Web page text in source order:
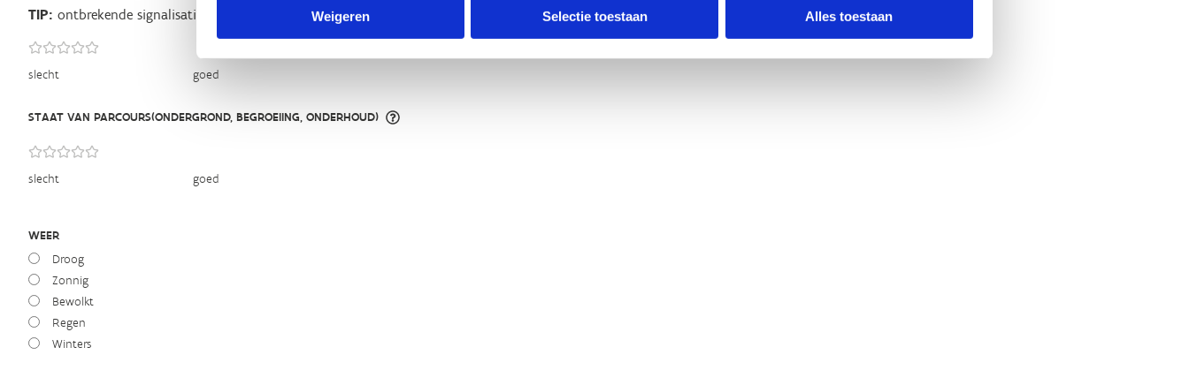
Weigeren Selectie toestaan Alles toestaan
slecht goed
TIP: ontbrekende signalisatie kan je melden via hetRoutemeldpunt
STAAT VAN PARCOURS(ONDERGROND, BEGROEIING, ONDERHOUD)
slecht goed
WEER
Droog
Zonnig
Bewolkt
Regen
Winters